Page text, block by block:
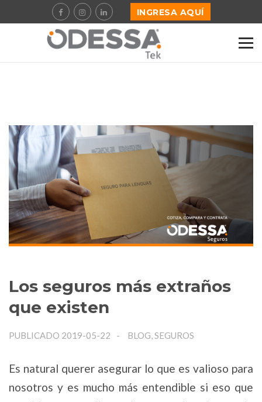
INGRESA AQUÍ
Los seguros más extraños
que existen
PUBLICADO 2019-05-22 BLOG, SEGUROS
Es natural querer asegurar lo que es valioso para
nosotros y es mucho más entendible si eso que